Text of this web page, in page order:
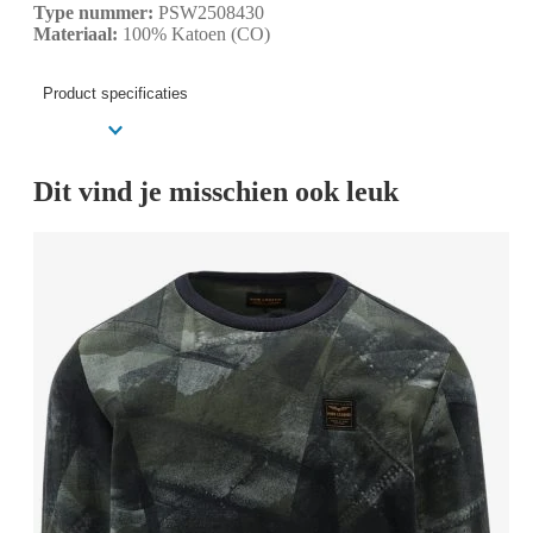
Type nummer: PSW2508430
Materiaal: 100% Katoen (CO)
Product specificaties
Dit vind je misschien ook leuk